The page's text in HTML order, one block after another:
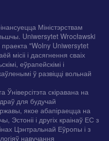
Міністэрствам
Uniwersytet Wrocławski
"Wolny Uniwersytet
місіі і дасягнення сваіх
еўрапейскімі і
ў развіцці вольнай
скіравана на
для будучай
якое абапіраецца на
Эстоніі і другіх краінаў ЕС з
Цэнтральнай Еўропы і з
навучання